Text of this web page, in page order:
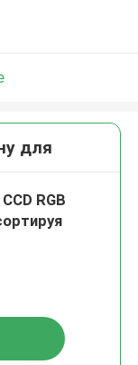
для
RGB